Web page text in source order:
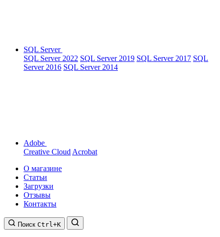
SQL Server
SQL Server 2022 SQL Server 2019 SQL Server 2017 SQL
Server 2016 SQL Server 2014
Adobe
Creative Cloud Acrobat
О магазине
Статьи
Загрузки
Отзывы
Контакты
Поиск Ctrl+K